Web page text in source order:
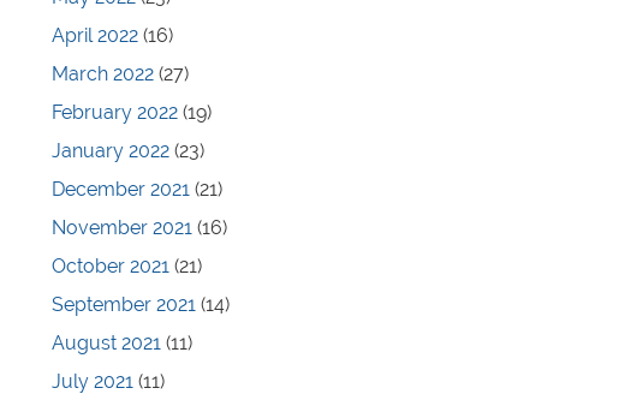
April 2022 (16)
March 2022 (27)
February 2022 (19)
January 2022 (23)
December 2021 (21)
November 2021 (16)
October 2021 (21)
September 2021 (14)
August 2021 (11)
July 2021 (11)